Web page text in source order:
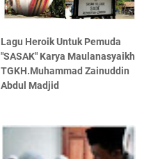
Lagu Heroik Untuk Pemuda
"SASAK" Karya Maulanasyaikh
TGKH.Muhammad Zainuddin
Abdul Madjid